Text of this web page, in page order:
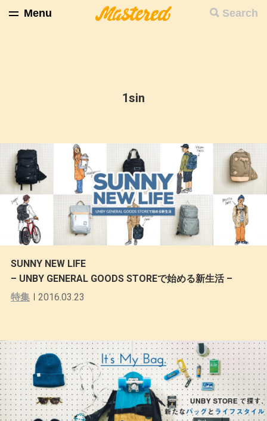
Search
Menu
1sin
SUNNY NEW LIFE
– UNBY GENERAL GOODS STOREで始める新生活 –
特集
2016.03.23